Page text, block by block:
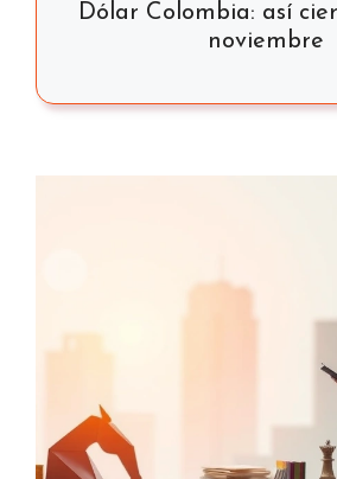
Dólar Colombia: así
noviembre